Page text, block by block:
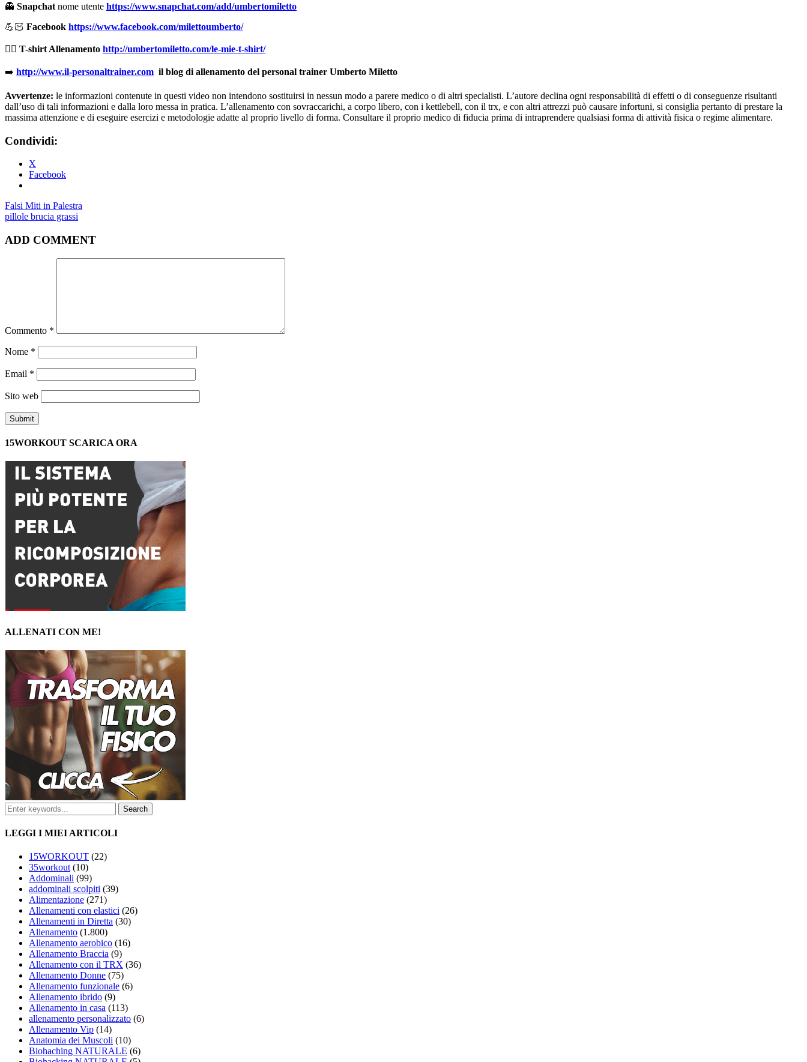
👻 Snapchat nome utente https://www.snapchat.com/add/umbertomiletto
💪🏻 Facebook https://www.facebook.com/milettoumberto/
🏋🏻 T-shirt Allenamento http://umbertomiletto.com/le-mie-t-shirt/
➡️ http://www.il-personaltrainer.com il blog di allenamento del personal trainer Umberto Miletto
Avvertenze: le informazioni contenute in questi video non intendono sostituirsi in nessun modo a parere medico o di altri specialisti. L’autore declina ogni responsabilità di effetti o di conseguenze risultanti
dall’uso di tali informazioni e dalla loro messa in pratica. L’allenamento con sovraccarichi, a corpo libero, con i kettlebell, con il trx, e con altri attrezzi può causare infortuni, si consiglia pertanto di prestare la
massima attenzione e di eseguire esercizi e metodologie adatte al proprio livello di forma. Consultare il proprio medico di fiducia prima di intraprendere qualsiasi forma di attività fisica o regime alimentare.
Condividi:
X
Facebook
Falsi Miti in Palestra
pillole brucia grassi
ADD COMMENT
Commento *
Nome *
Email *
Sito web
15WORKOUT SCARICA ORA
ALLENATI CON ME!
LEGGI I MIEI ARTICOLI
15WORKOUT (22)
35workout (10)
Addominali (99)
addominali scolpiti (39)
Alimentazione (271)
Allenamenti con elastici (26)
Allenamenti in Diretta (30)
Allenamento (1.800)
Allenamento aerobico (16)
Allenamento Braccia (9)
Allenamento con il TRX (36)
Allenamento Donne (75)
Allenamento funzionale (6)
Allenamento ibrido (9)
Allenamento in casa (113)
allenamento personalizzato (6)
Allenamento Vip (14)
Anatomia dei Muscoli (10)
Biohaching NATURALE (6)